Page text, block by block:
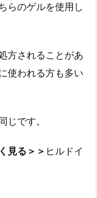
らのゲルを使用し
方されることがあ
使われる方も多い
じです。
見る＞＞ ヒルドイ